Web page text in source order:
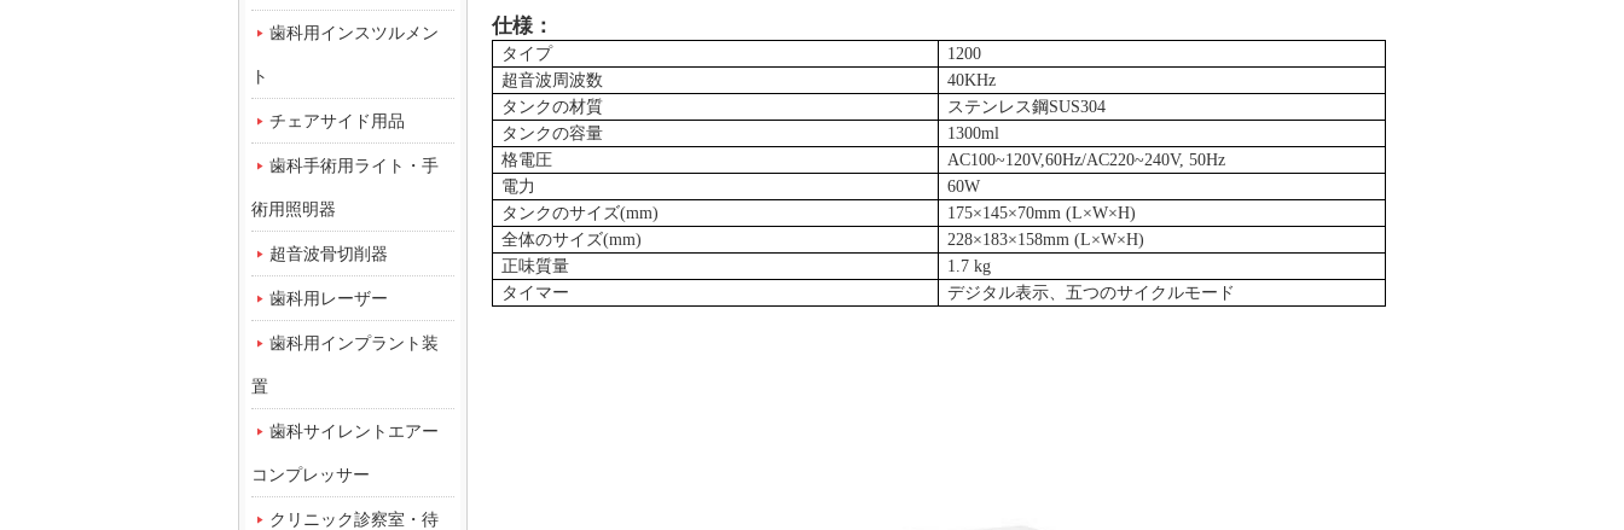
仕様：
タイプ
1200
超音波周波数
40KHz
タンクの材質
ステンレス鋼SUS304
タンクの容量
1300ml
格電圧
AC100~120V,60Hz/AC220~240V, 50Hz
電力
60W
タンクのサイズ(mm)
175×145×70mm (L×W×H)
全体のサイズ(mm)
228×183×158mm (L×W×H)
正味質量
1.7 kg
タイマー
デジタル表示、五つのサイクルモード
歯科用インスツルメン
ト
チェアサイド用品
歯科手術用ライト・手
術用照明器
超音波骨切削器
歯科用レーザー
歯科用インプラント装
置
歯科サイレントエアー
コンプレッサー
クリニック診察室・待